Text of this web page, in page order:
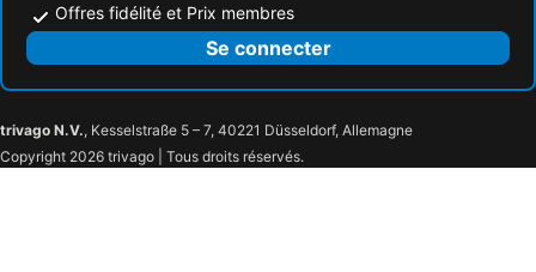
Offres fidélité et Prix membres
Se connecter
trivago N.V., Kesselstraße 5 – 7, 40221 Düsseldorf, Allemagne
Copyright 2026 trivago | Tous droits réservés.